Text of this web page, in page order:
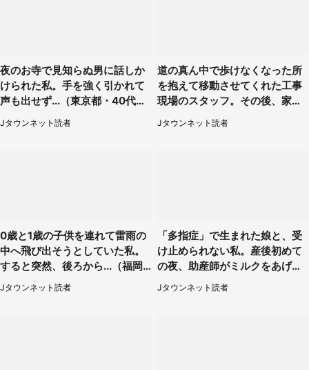
夜のお寺で見知らぬ男に話しか
けられた私。手を強く引かれて
声も出せず...（東京都・40代女
Jタウンネット読者
道の真ん中で歩けなくなった所
を抱えて移動させてくれた工事
現場のスタッフ。その後、家ま
で私を送ると（大阪府・40代女
性）
Jタウンネット読者
0歳と1歳の子供を連れて雷雨の
中へ飛び出そうとしていた私。
すると突然、後ろから...（福岡
県・30代女性）
Jタウンネット読者
「多指症」で生まれた娘と、受
け止められない私。産後初めて
の夜、助産師がミルクをあげて
るのを見て...（静岡県・20代女
性）
Jタウンネット読者